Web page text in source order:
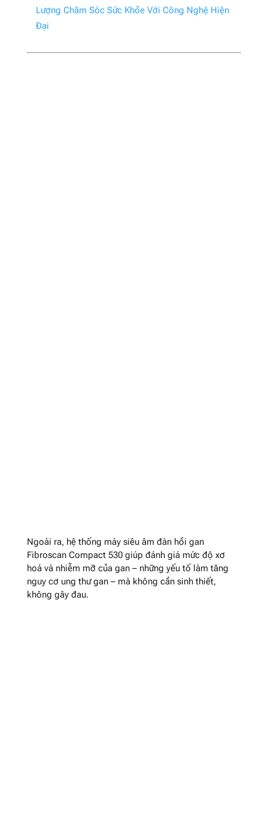
Lượng Chăm Sóc Sức Khỏe Với Công Nghệ Hiện
Đại
Ngoài ra, hệ thống máy siêu âm đàn hồi gan
Fibroscan Compact 530 giúp đánh giá mức độ xơ
hoá và nhiễm mỡ của gan – những yếu tố làm tăng
nguy cơ ung thư gan – mà không cần sinh thiết,
không gây đau.